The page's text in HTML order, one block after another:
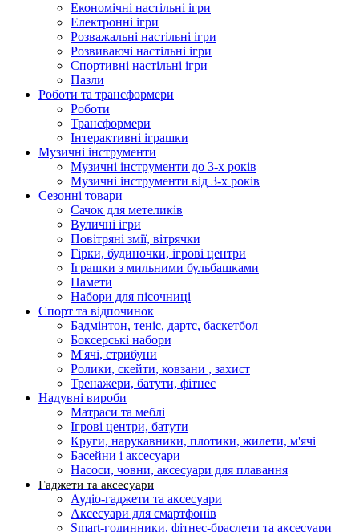
Економічні настільні ігри
Електронні ігри
Розважальні настільні ігри
Розвиваючі настільні ігри
Спортивні настільні ігри
Пазли
Роботи та трансформери
Роботи
Трансформери
Інтерактивні іграшки
Музичні інструменти
Музичні інструменти до 3-х років
Музичні інструменти від 3-х років
Сезонні товари
Сачок для метеликів
Вуличні ігри
Повітряні змії, вітрячки
Гірки, будиночки, ігрові центри
Іграшки з мильними бульбашками
Намети
Набори для пісочниці
Спорт та відпочинок
Бадмінтон, теніс, дартс, баскетбол
Боксерські набори
М'ячі, стрибуни
Ролики, скейти, ковзани , захист
Тренажери, батути, фітнес
Надувні вироби
Матраси та меблі
Ігрові центри, батути
Круги, нарукавники, плотики, жилети, м'ячі
Басейни і аксесуари
Насоси, човни, аксесуари для плавання
Гаджети та аксесуари
Аудіо-гаджети та аксесуари
Аксесуари для смартфонів
Smart-годинники, фітнес-браслети та аксесуари